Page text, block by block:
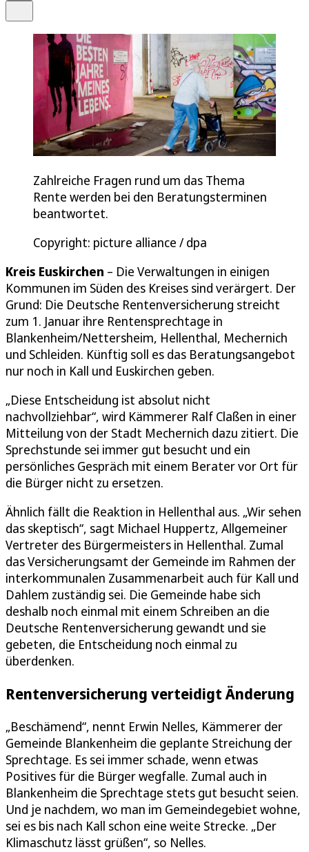
Zahlreiche Fragen rund um das Thema
Rente werden bei den Beratungsterminen
beantwortet.
Copyright: picture alliance / dpa
Kreis Euskirchen – Die Verwaltungen in einigen
Kommunen im Süden des Kreises sind verärgert. Der
Grund: Die Deutsche Rentenversicherung streicht
zum 1. Januar ihre Rentensprechtage in
Blankenheim/Nettersheim, Hellenthal, Mechernich
und Schleiden. Künftig soll es das Beratungsangebot
nur noch in Kall und Euskirchen geben.
„Diese Entscheidung ist absolut nicht
nachvollziehbar“, wird Kämmerer Ralf Claßen in einer
Mitteilung von der Stadt Mechernich dazu zitiert. Die
Sprechstunde sei immer gut besucht und ein
persönliches Gespräch mit einem Berater vor Ort für
die Bürger nicht zu ersetzen.
Ähnlich fällt die Reaktion in Hellenthal aus. „Wir sehen
das skeptisch“, sagt Michael Huppertz, Allgemeiner
Vertreter des Bürgermeisters in Hellenthal. Zumal
das Versicherungsamt der Gemeinde im Rahmen der
interkommunalen Zusammenarbeit auch für Kall und
Dahlem zuständig sei. Die Gemeinde habe sich
deshalb noch einmal mit einem Schreiben an die
Deutsche Rentenversicherung gewandt und sie
gebeten, die Entscheidung noch einmal zu
überdenken.
Rentenversicherung verteidigt Änderung
„Beschämend“, nennt Erwin Nelles, Kämmerer der
Gemeinde Blankenheim die geplante Streichung der
Sprechtage. Es sei immer schade, wenn etwas
Positives für die Bürger wegfalle. Zumal auch in
Blankenheim die Sprechtage stets gut besucht seien.
Und je nachdem, wo man im Gemeindegebiet wohne,
sei es bis nach Kall schon eine weite Strecke. „Der
Klimaschutz lässt grüßen“, so Nelles.